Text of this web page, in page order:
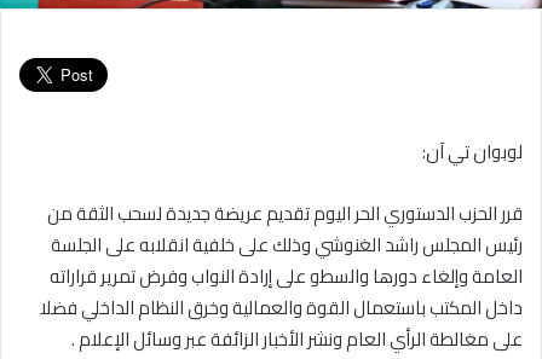
لوبوان تي آن:
قرر الحزب الدستوري الحر اليوم تقديم عريضة جديدة لسحب الثقة من
رئيس المجلس راشد الغنوشي وذلك على خلفية انقلابه على الجلسة
العامة وإلغاء دورها والسطو على إرادة النواب وفرض تمرير قراراته
داخل المكتب باستعمال القوة والعمالية وخرق النظام الداخلي فضلا
على مغالطة الرأي العام ونشر الأخبار الزائفة عبر وسائل الإعلام .